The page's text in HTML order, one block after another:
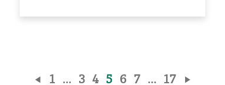
1 ... 3 4 5 6 7 ... 17